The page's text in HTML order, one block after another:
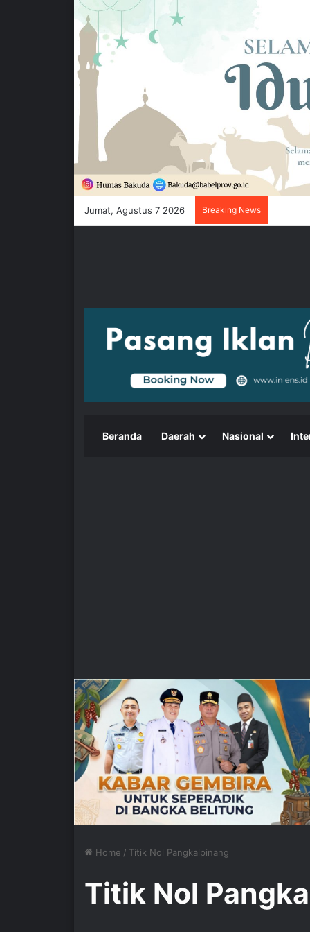
Jumat, Agustus 7 2026 Breaking News
Beranda Daerah Nasional
Home / Titik Nol Pangkalpinang
Titik Nol